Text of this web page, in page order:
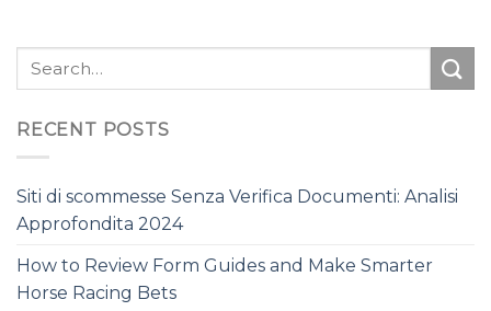
RECENT POSTS
Siti di scommesse Senza Verifica Documenti: Analisi
Approfondita 2024
How to Review Form Guides and Make Smarter
Horse Racing Bets